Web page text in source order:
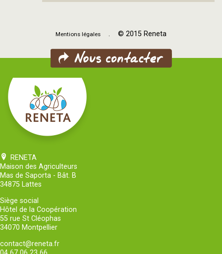
Mentions légales . © 2015 Reneta
RENETA
Maison des Agriculteurs
Mas de Saporta - Bât. B
34875 Lattes
Siège social
Hôtel de la Coopération
55 rue St Cléophas
34070 Montpellier
contact@reneta.fr